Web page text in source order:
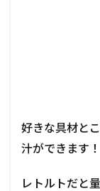
好きな具材と
汁ができます！
レトルトだと